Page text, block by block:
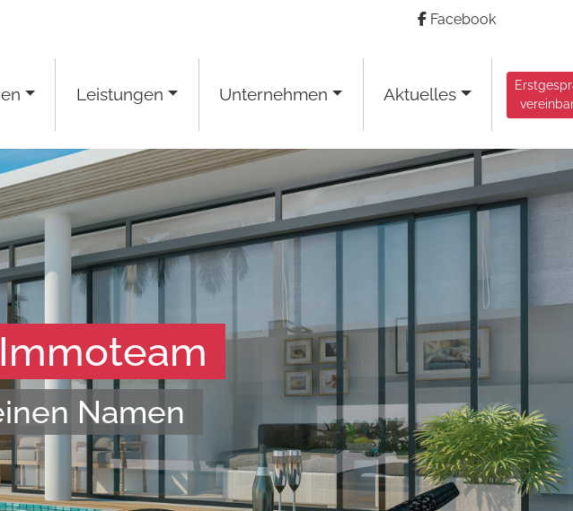
Facebook
Leistungen Unternehmen Aktuelles
Namen